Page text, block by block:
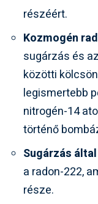
részéért.
Kozmogén
sugárzás és
közötti
legismertebb
nitrogén-14
történő
Sugárzás
a radon-222,
része.